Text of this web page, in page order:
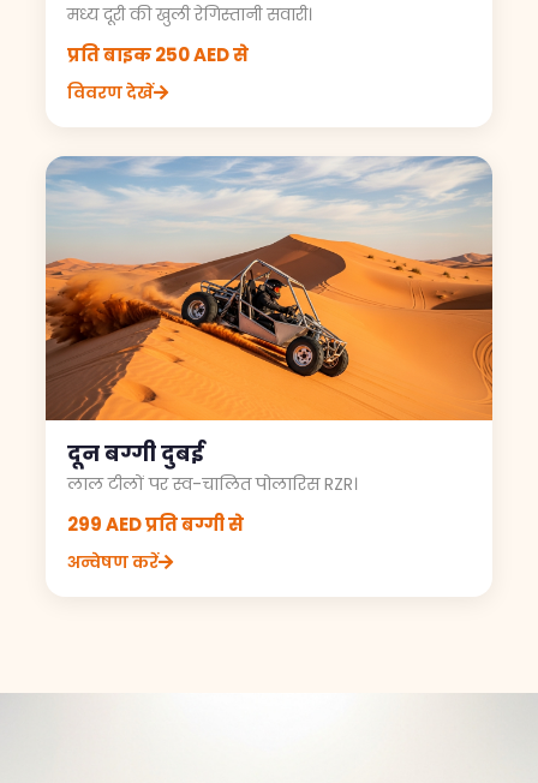
मध्य दूरी की खुली रेगिस्तानी सवारी।
प्रति बाइक 250 AED से
विवरण देखें
दून बग्गी दुबई
लाल टीलों पर स्व-चालित पोलारिस RZR।
299 AED प्रति बग्गी से
अन्वेषण करें